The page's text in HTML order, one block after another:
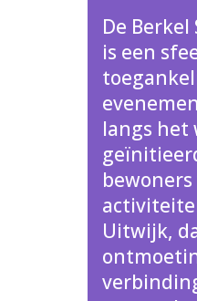
De Berkel
is een
langs het
bewoners
Uitwijk,